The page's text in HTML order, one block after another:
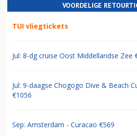
VOORDELIGE
TUI vliegtickets
Jul: 8-dg cruise Oost Middellandse Zee
Jul: 9-daagse Chogogo Dive & Beach
€1056
Sep: Amsterdam - Curacao €569